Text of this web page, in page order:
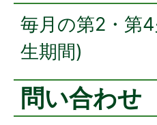
毎月の第2・第
生期間)
問い合わせ